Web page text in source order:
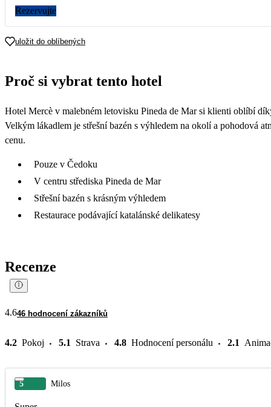
Rezervujte
uložit do oblíbených
Proč si vybrat tento hotel
Hotel Mercè v malebném letovisku Pineda de Mar si klienti oblíbí
Velkým lákadlem je střešní bazén s výhledem na okolí a pohodová
cenu.
Pouze v Čedoku
V centru střediska Pineda de Mar
Střešní bazén s krásným výhledem
Restaurace podávající katalánské delikatesy
Recenze
4.646 hodnocení zákazníků
4.2 Pokoj 5.1 Strava 4.8 Hodnocení personálu 2.1
5 Milos